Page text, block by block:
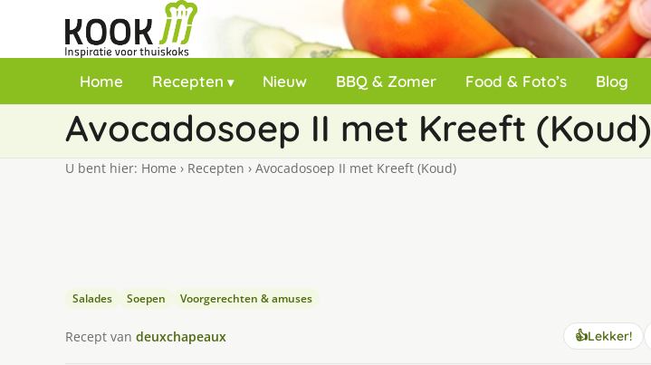
Home Recepten Nieuw BBQ & Zomer Food & Foto’s Blog
Avocadosoep II met Kreeft (Koud)
U bent hier: Home › Recepten › Avocadosoep II met Kreeft (Koud)
Salades Soepen Voorgerechten & amuses
Recept van deuxchapeaux 👍Lekker!